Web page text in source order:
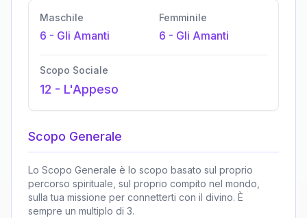
Maschile
6 - Gli Amanti
Femminile
6 - Gli Amanti
Scopo Sociale
12 - L'Appeso
Scopo Generale
Lo Scopo Generale è lo scopo basato sul proprio
percorso spirituale, sul proprio compito nel mondo,
sulla tua missione per connetterti con il divino. È
sempre un multiplo di 3.